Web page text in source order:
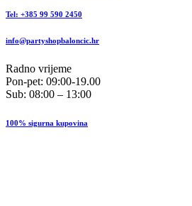
Tel: +385 99 590 2450
info@partyshopbaloncic.hr
Radno vrijeme
Pon-pet: 09:00-19.00
Sub: 08:00 – 13:00
100% sigurna kupovina